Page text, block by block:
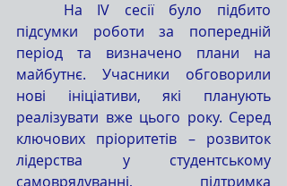
підсумки роботи за попередній
період та визначено плани на
майбутнє. Учасники обговорили
нові ініціативи, які планують
реалізувати вже цього року. Серед
ключових пріоритетів – розвиток
лідерства у студентському
самоврядуванні, підтримка